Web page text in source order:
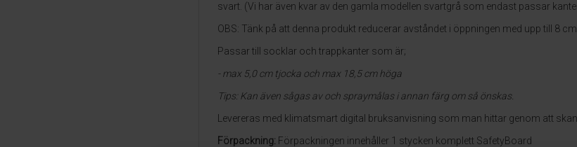
svart. (Vi har även kvar av den gamla modellen svartgrå som endast passar
OBS: Tänk på att denna produkt reducerar avståndet i öppningen med upp till 8
Passar till socklar och trappkanter som är;
- max 5,0 cm tjocka och max 18,5 cm höga
Tips: Kan även sågas av och spraymålas i annan färg om så önskas.
Levereras med klimatsmart digital bruksanvisning som man hittar genom att
Förpackning: Förpackningen innehåller 1 stycken komplett SafetyBoard